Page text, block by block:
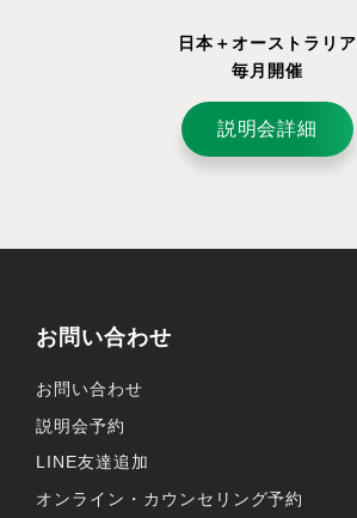
日本＋オーストラリア
毎月開催
説明会詳細
お問い合わせ
お問い合わせ
説明会予約
LINE友達追加
オンライン・カウンセリング予約